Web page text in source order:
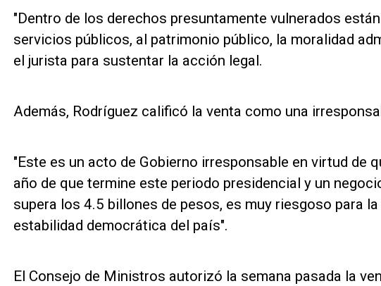
"Dentro de los derechos presuntamente vulnerados
servicios públicos, al patrimonio público, la moralidad
el jurista para sustentar la acción legal.
Además, Rodríguez calificó la venta como una
"Este es un acto de Gobierno irresponsable en virtud de
año de que termine este periodo presidencial y un
supera los 4.5 billones de pesos, es muy riesgoso para
estabilidad democrática del país".
El Consejo de Ministros autorizó la semana pasada la